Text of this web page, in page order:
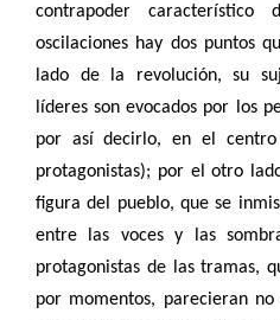
contrapoder
oscilaciones hay dos puntos
lado de la revolución, su
líderes son evocados por los
por así decirlo, en el
protagonistas); por el otro
figura del pueblo, que se
entre las voces y las
protagonistas de las tramas,
por momentos, parecieran